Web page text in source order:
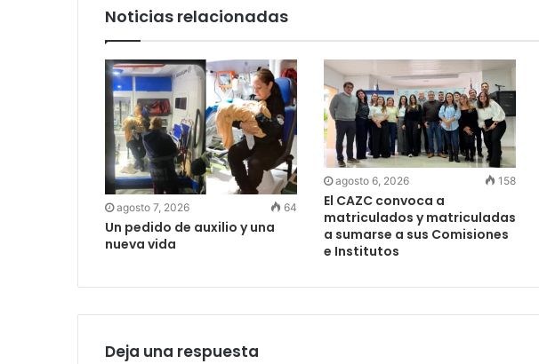
Noticias relacionadas
agosto 7, 2026 64
Un pedido de auxilio y una
nueva vida
agosto 6, 2026 158
El CAZC convoca a
matriculados y matriculadas
a sumarse a sus Comisiones
e Institutos
Deja una respuesta